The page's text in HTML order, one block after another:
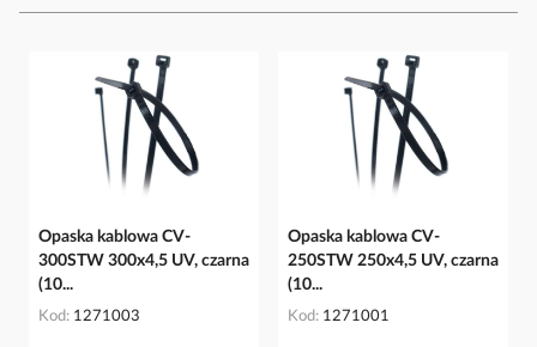
Opaska kablowa CV-
300STW 300x4,5 UV, czarna
(10...
Kod 1271003
Opaska kablowa CV-
250STW 250x4,5 UV, czarna
(10...
Kod 1271001